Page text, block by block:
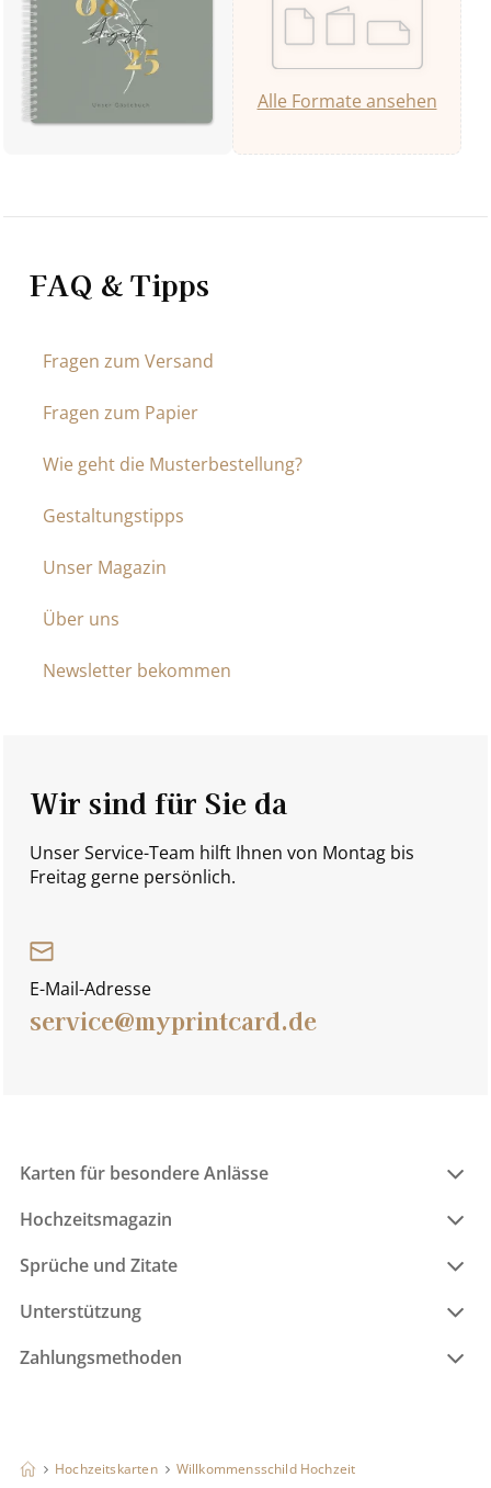
Alle Formate ansehen
FAQ & Tipps
Fragen zum Versand
Fragen zum Papier
Wie geht die Musterbestellung?
Gestaltungstipps
Unser Magazin
Über uns
Newsletter bekommen
Wir sind für Sie da
Unser Service-Team hilft Ihnen von Montag bis
Freitag gerne persönlich.
E-Mail-Adresse
service@myprintcard.de
Karten für besondere Anlässe
Hochzeitsmagazin
Sprüche und Zitate
Unterstützung
Zahlungsmethoden
Hochzeitskarten Willkommensschild Hochzeit